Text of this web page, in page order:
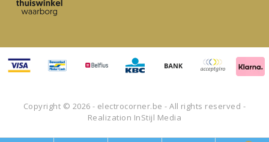
Copyright © 2026 - electrocorner.be - All rights reserved -
Realization InStijl Media